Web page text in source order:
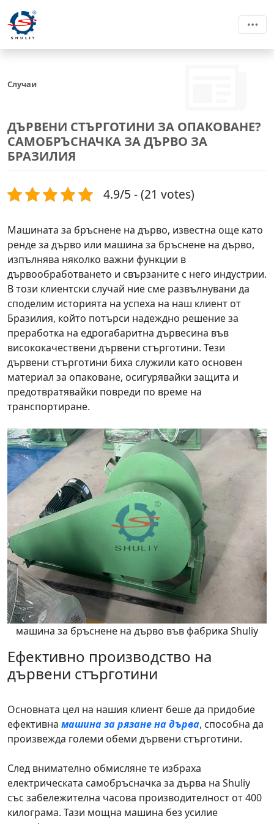
Случаи
ДЪРВЕНИ СТЪРГОТИНИ ЗА ОПАКОВАНЕ?
САМОБРЪСНАЧКА ЗА ДЪРВО ЗА
БРАЗИЛИЯ
4.9/5 - (21 votes)
Машината за бръснене на дърво, известна още като
ренде за дърво или машина за бръснене на дърво,
изпълнява няколко важни функции в
дървообработването и свързаните с него индустрии.
В този клиентски случай ние сме развълнувани да
споделим историята на успеха на наш клиент от
Бразилия, който потърси надеждно решение за
преработка на едрогабаритна дървесина във
висококачествени дървени стърготини. Тези
дървени стърготини биха служили като основен
материал за опаковане, осигурявайки защита и
предотвратявайки повреди по време на
транспортиране.
машина за бръснене на дърво във фабрика Shuliy
Ефективно производство на
дървени стърготини
Основната цел на нашия клиент беше да придобие
ефективна машина за рязане на дърва, способна да
произвежда големи обеми дървени стърготини.
След внимателно обмисляне те избраха
електрическата самобръсначка за дърва на Shuliy
със забележителна часова производителност от 400
килограма. Тази мощна машина без усилие